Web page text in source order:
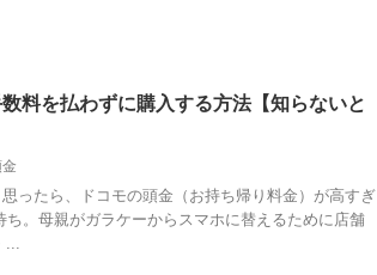
料を払わずに購入する方法【知らないと
ったら、ドコモの頭金（お持ち帰り料金）が高すぎ
。母親がガラケーからスマホに替えるために店舗
...